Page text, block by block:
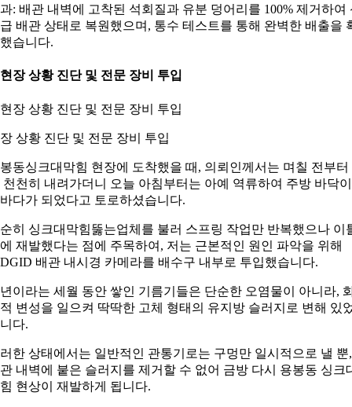
: 배관 내벽에 고착된 석회질과 유분 덩어리를 100% 제거하여
배관 상태로 복원했으며, 통수 테스트를 통해 완벽한 배출을
습니다.
장 상황 진단 및 전문 장비 투입
상황 진단 및 전문 장비 투입
동싱크대막힘 현장에 도착했을 때, 의뢰인께서는 며칠 전부터
천천히 내려가더니 오늘 아침부터는 아예 역류하여 주방 바닥이
다가 되었다고 토로하셨습니다.
히 싱크대막힘뚫는업체를 불러 스프링 작업만 반복했으나 이
재발했다는 점에 주목하여, 저는 근본적인 원인 파악을 위해
배관 내시경 카메라를 배수구 내부로 투입했습니다.
이라는 세월 동안 쌓인 기름기들은 단순한 오염물이 아니라,
변성을 일으켜 딱딱한 고체 형태의 유지방 슬러지로 변해 있
다.
한 상태에서는 일반적인 관통기로는 구멍만 일시적으로 낼 뿐,
내벽에 붙은 슬러지를 제거할 수 없어 금방 다시 용봉동 싱크
현상이 재발하게 됩니다.